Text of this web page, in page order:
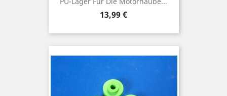
Preis
13,99 €